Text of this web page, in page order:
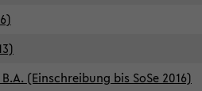
(Einschreibung bis SoSe 2016)